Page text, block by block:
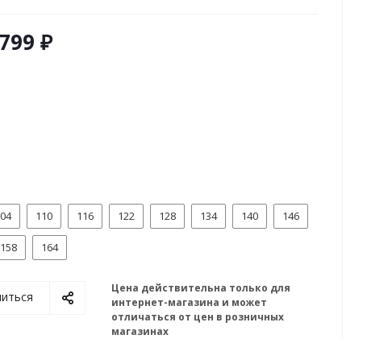
₽
110 116 122 128 134 140 146
158 164
Цена действительна только для
интернет-магазина и может
отличаться от цен в розничных
магазинах